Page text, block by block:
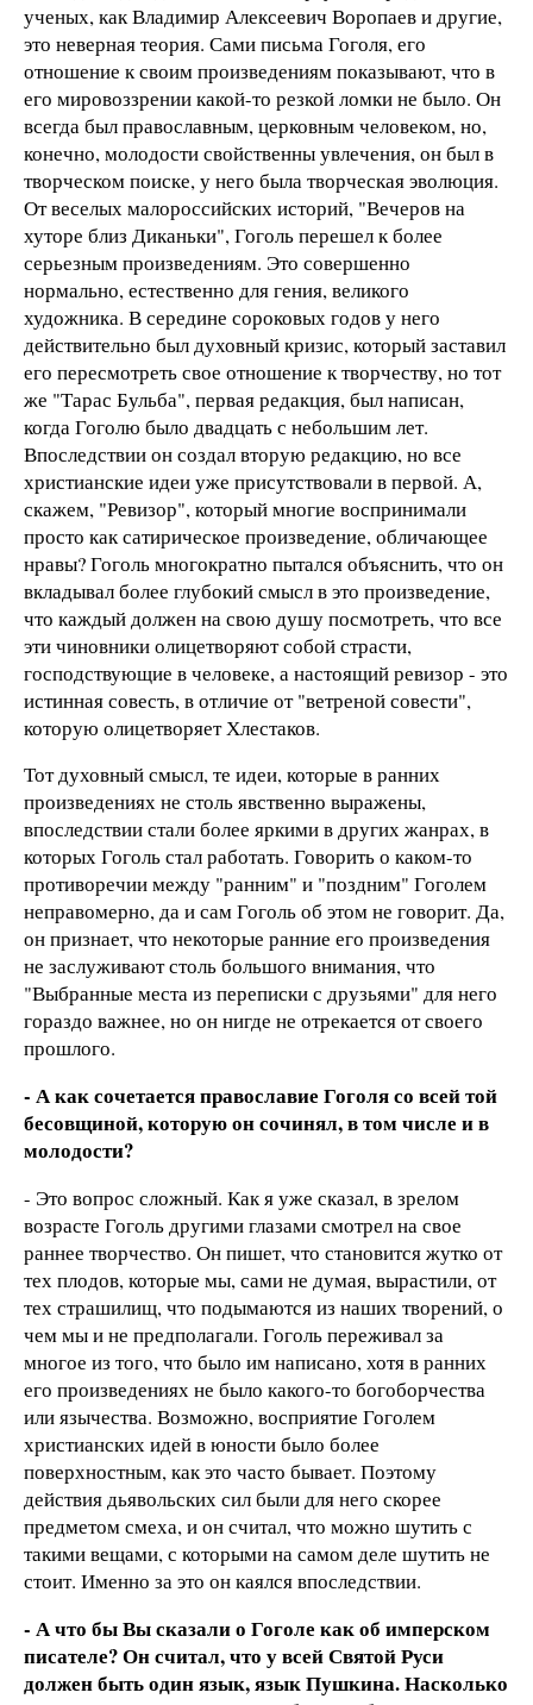
ученых, как Владимир Алексеевич Воропаев и другие,
это неверная теория. Сами письма Гоголя, его
отношение к своим произведениям показывают, что в
его мировоззрении какой-то резкой ломки не было. Он
всегда был православным, церковным человеком, но,
конечно, молодости свойственны увлечения, он был в
творческом поиске, у него была творческая эволюция.
От веселых малороссийских историй, "Вечеров на
хуторе близ Диканьки", Гоголь перешел к более
серьезным произведениям. Это совершенно
нормально, естественно для гения, великого
художника. В середине сороковых годов у него
действительно был духовный кризис, который заставил
его пересмотреть свое отношение к творчеству, но тот
же "Тарас Бульба", первая редакция, был написан,
когда Гоголю было двадцать с небольшим лет.
Впоследствии он создал вторую редакцию, но все
христианские идеи уже присутствовали в первой. А,
скажем, "Ревизор", который многие воспринимали
просто как сатирическое произведение, обличающее
нравы? Гоголь многократно пытался объяснить, что он
вкладывал более глубокий смысл в это произведение,
что каждый должен на свою душу посмотреть, что все
эти чиновники олицетворяют собой страсти,
господствующие в человеке, а настоящий ревизор - это
истинная совесть, в отличие от "ветреной совести",
которую олицетворяет Хлестаков.
Тот духовный смысл, те идеи, которые в ранних
произведениях не столь явственно выражены,
впоследствии стали более яркими в других жанрах, в
которых Гоголь стал работать. Говорить о каком-то
противоречии между "ранним" и "поздним" Гоголем
неправомерно, да и сам Гоголь об этом не говорит. Да,
он признает, что некоторые ранние его произведения
не заслуживают столь большого внимания, что
"Выбранные места из переписки с друзьями" для него
гораздо важнее, но он нигде не отрекается от своего
прошлого.
- А как сочетается православие Гоголя со всей той
бесовщиной, которую он сочинял, в том числе и в
молодости?
- Это вопрос сложный. Как я уже сказал, в зрелом
возрасте Гоголь другими глазами смотрел на свое
раннее творчество. Он пишет, что становится жутко от
тех плодов, которые мы, сами не думая, вырастили, от
тех страшилищ, что подымаются из наших творений, о
чем мы и не предполагали. Гоголь переживал за
многое из того, что было им написано, хотя в ранних
его произведениях не было какого-то богоборчества
или язычества. Возможно, восприятие Гоголем
христианских идей в юности было более
поверхностным, как это часто бывает. Поэтому
действия дьявольских сил были для него скорее
предметом смеха, и он считал, что можно шутить с
такими вещами, с которыми на самом деле шутить не
стоит. Именно за это он каялся впоследствии.
- А что бы Вы сказали о Гоголе как об имперском
писателе? Он считал, что у всей Святой Руси
должен быть один язык, язык Пушкина. Насколько